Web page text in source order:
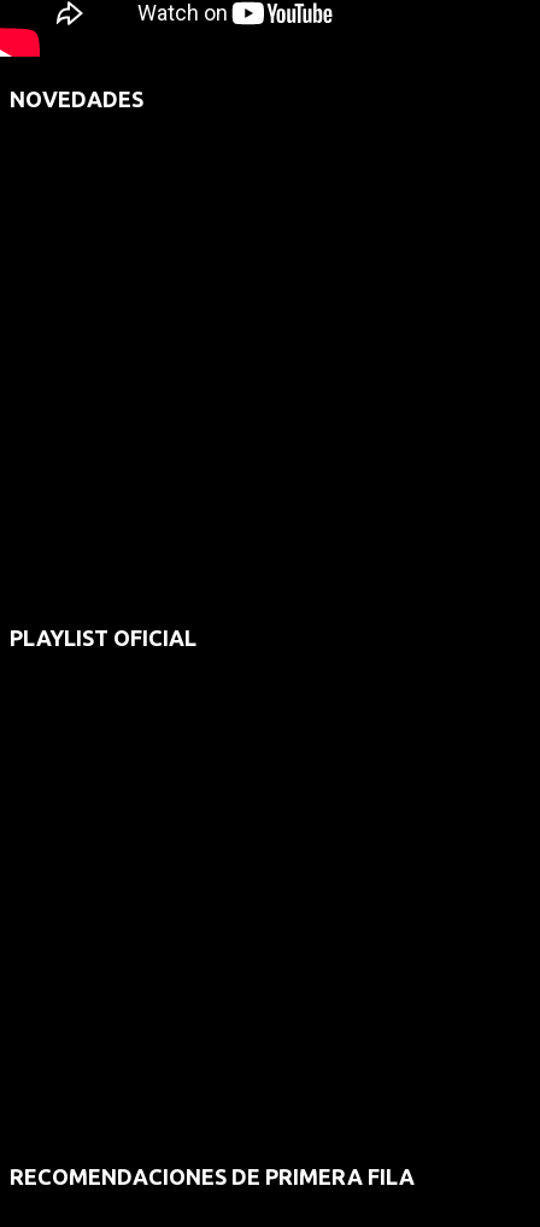
NOVEDADES
PLAYLIST OFICIAL
RECOMENDACIONES DE PRIMERA FILA